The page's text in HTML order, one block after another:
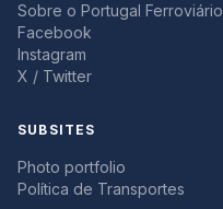
Sobre o Portugal Ferroviário
Facebook
Instagram
X / Twitter
SUBSITES
Photo portfolio
Política de Transportes